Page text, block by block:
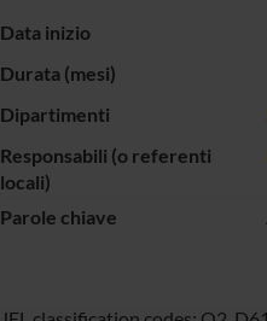
Data inizio
Durata (mesi)
Dipartimenti
Responsabili (o referenti
locali)
Parole chiave